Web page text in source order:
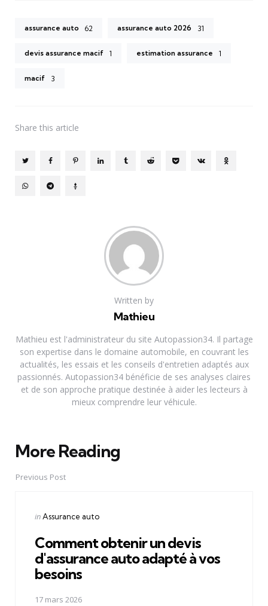
assurance auto 62 assurance auto 2026 31
devis assurance macif 1 estimation assurance 1
macif 3
Share this article
Written by
Mathieu
Mathieu est l'administrateur du site Autopassion34. Il partage
son expertise dans le domaine automobile, en couvrant les
actualités, les essais et les conseils d'entretien adaptés aux
passionnés. Autopassion34 bénéficie de ses analyses claires
et de son approche pratique destinée à aider les lecteurs à
mieux comprendre leur véhicule.
More Reading
Post
navigation
Previous Post
Posted
inAssurance auto
Comment obtenir un devis
d'assurance auto adapté à vos
besoins
17 mars 2026